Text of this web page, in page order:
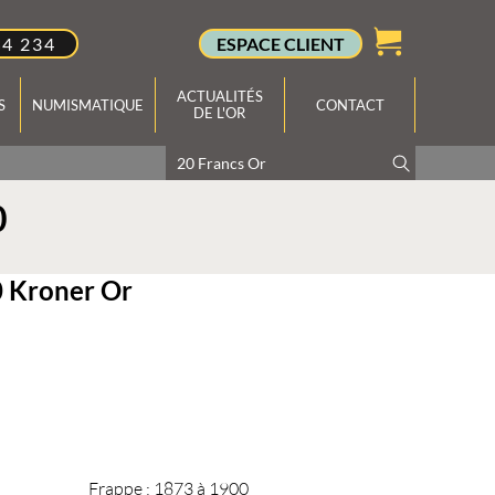
234 ESPACE CLIENT
NUMISMATIQUE
ACTUALITÉS
DE L'OR
CONTACT
Kroner Or
Frappe : 1873 à 1900